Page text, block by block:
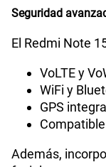
Seguridad
El Redmi Note
VoLTE y
WiFi y
GPS
Además,